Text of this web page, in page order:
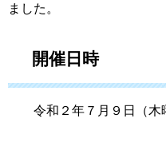
ました。
開催日時
令和２年７月９日（木